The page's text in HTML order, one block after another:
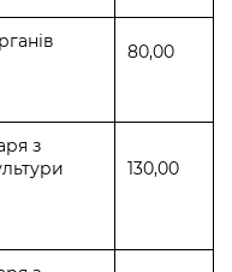
80,00
з
130,00